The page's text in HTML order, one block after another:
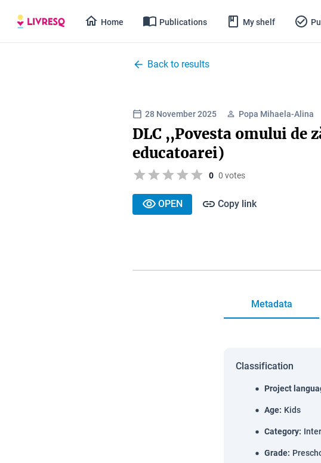
Home Publications My shelf
Back to results
28 November 2025 Popa Mihaela-Alina
DLC ,,Povesta omului de
educatoarei)
0 0 votes
OPEN Copy link
Metadata
Classification
Project
Age: Kids
Category:
Grade: